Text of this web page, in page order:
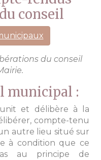
conseil
du conseil
municipal :
et délibère à la
compte-tenu
autre lieu situé sur
à condition que ce
au principe de